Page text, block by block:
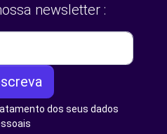
newsletter :
dos seus dados